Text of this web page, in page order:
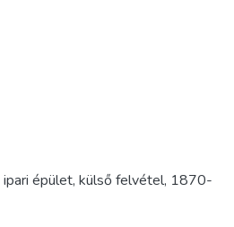
ipari épület, külső felvétel, 1870-